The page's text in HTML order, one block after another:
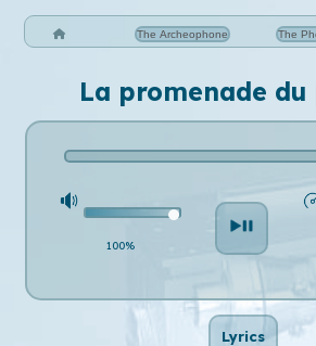
The Archeophone The
La promenade du
100%
Lyrics